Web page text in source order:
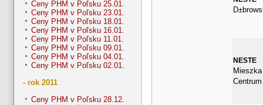
Ceny PHM v Poľsku 25.01.
Ceny PHM v Poľsku 23.01.
Ceny PHM v Poľsku 18.01.
Ceny PHM v Poľsku 16.01.
Ceny PHM v Poľsku 11.01.
Ceny PHM v Poľsku 09.01.
Ceny PHM v Poľsku 04.01.
Ceny PHM v Poľsku 02.01.
- rok 2011
Ceny PHM v Poľsku 28.12.
NESTE